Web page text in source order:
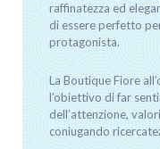
raffinatezza ed
di essere perfetto
protagonista.
La Boutique Fiore
l’obiettivo di far
dell’attenzione,
coniugando